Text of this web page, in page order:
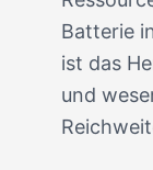
Batterie
ist das
und